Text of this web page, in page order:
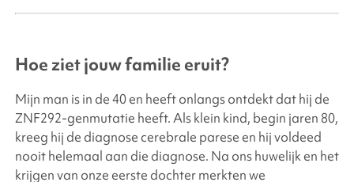
Hoe ziet jouw familie eruit?
Mijn man is in de 40 en heeft onlangs ontdekt dat hij de
ZNF292-genmutatie heeft. Als klein kind, begin jaren 80,
kreeg hij de diagnose cerebrale parese en hij voldeed
nooit helemaal aan die diagnose. Na ons huwelijk en het
krijgen van onze eerste dochter merkten we